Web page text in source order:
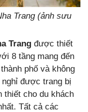
Trang (ảnh sưu
Trang được thiết
8 tầng mang đến
phố và không
được trang bị
thiết cho du khách
Tất cả các